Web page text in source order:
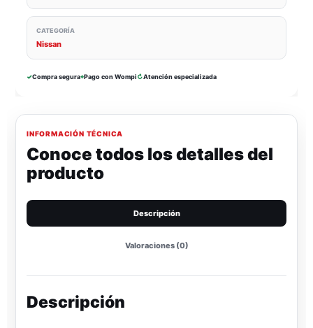
CATEGORÍA
Nissan
✓Compra segura⌖Pago con Wompi↻Atención especializada
INFORMACIÓN TÉCNICA
Conoce todos los detalles del
producto
Descripción
Valoraciones (0)
Descripción